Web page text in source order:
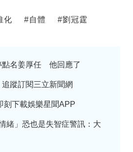
化 #自體 #劉冠霆
點名姜厚任 他回應了
蹤訂閱三立新聞網
刻下載娛樂星聞APP
」恐也是失智症警訊：大